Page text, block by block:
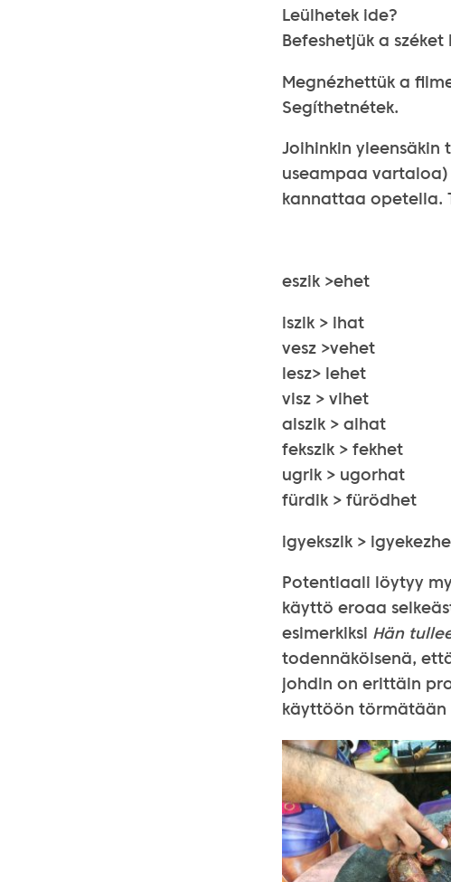
Leülhetek
Befeshetjük a
Megnézhettük
Joihinkin yleensäkin
useampaa
kannattaa opetella.
eszik >ehet
iszik > ihat
vesz >vehet
lesz> lehet
visz > vihet
alszik > alhat
fekszik > fekhet
ugrik > ugorhat
fürdik > fürödhet
igyekszik >
Potentiaali löytyy
käyttö eroaa
esimerkiksi Hän
todennäköisenä,
johdin on erittäin
käyttöön törmätään